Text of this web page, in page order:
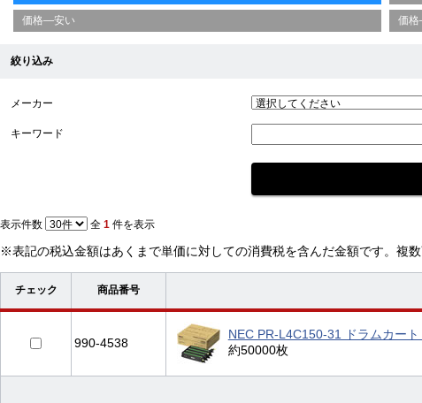
価格—安い 価
絞り込み
メーカー
キーワード
表示件数 全 1 件を表示
※表記の税込金額はあくまで単価に対しての消費税を含んだ金額です。複
チェック 商品番号
990-4538
NEC PR-L4C150-31 ドラムカー
約50000枚